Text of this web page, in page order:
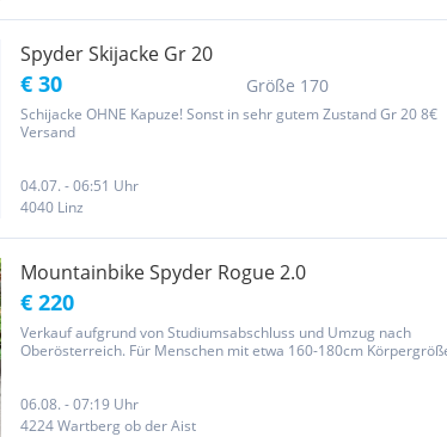
Spyder Skijacke Gr 20
€ 30 Größe 170
Schijacke OHNE Kapuze! Sonst in sehr gutem Zustand Gr 20 8€
Versand
04.07. - 06:51 Uhr
4040 Linz
Mountainbike Spyder Rogue 2.0
€ 220
Verkauf aufgrund von Studiumsabschluss und Umzug nach
Oberösterreich. Für Menschen mit etwa 160-180cm
Spyder...
06.08. - 07:19 Uhr
4224 Wartberg ob der Aist